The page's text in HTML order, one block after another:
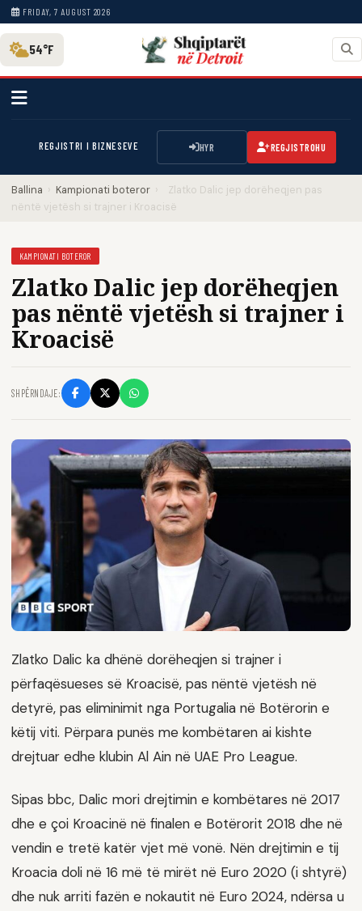
FRIDAY, 7 AUGUST 2026
54°F
REGJISTRI I BIZNESEVE HYR REGJISTROHU
Ballina › Kampionati boteror ›
Zlatko Dalic jep dorëheqjen pas
nëntë vjetësh si trajner i Kroacisë
KAMPIONATI BOTEROR
Zlatko Dalic jep dorëheqjen
pas nëntë vjetësh si trajner i
Kroacisë
SHPËRNDAJE:
Zlatko Dalic ka dhënë dorëheqjen si trajner i
përfaqësueses së Kroacisë, pas nëntë vjetësh në
detyrë, pas eliminimit nga Portugalia në Botërorin e
këtij viti. Përpara punës me kombëtaren ai kishte
drejtuar edhe klubin Al Ain në UAE Pro League.
Sipas bbc, Dalic mori drejtimin e kombëtares në 2017
dhe e çoi Kroacinë në finalen e Botërorit 2018 dhe në
vendin e tretë katër vjet më vonë. Nën drejtimin e tij
Kroacia doli në 16 më të mirët në Euro 2020 (i shtyrë)
dhe nuk arriti fazën e nokautit në Euro 2024, ndërsa u